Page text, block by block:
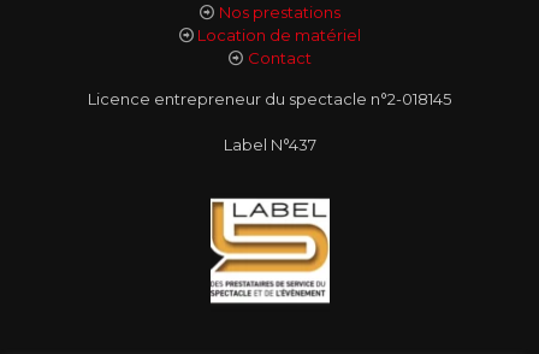
Nos prestations
Location de matériel
Contact
Licence entrepreneur du spectacle n°2-018145
Label N°437